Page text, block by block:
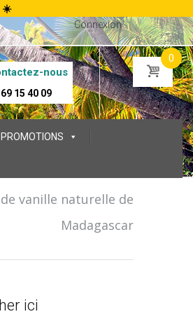
☀️
Connexion
nous
15 40 09
0
PROMOTIONS
vanille naturelle de
Madagascar
ici